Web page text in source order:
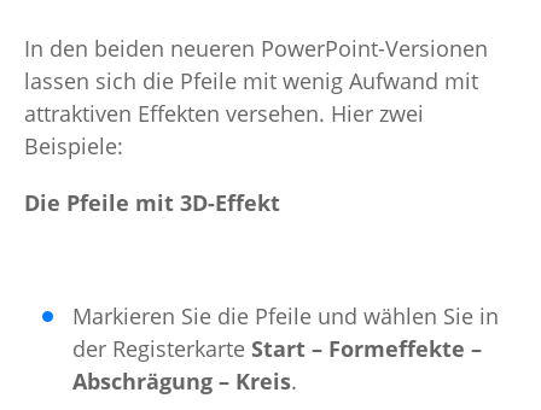
In den beiden neueren PowerPoint-Versionen
lassen sich die Pfeile mit wenig Aufwand mit
attraktiven Effekten versehen. Hier zwei
Beispiele:
Die Pfeile mit 3D-Effekt
Markieren Sie die Pfeile und wählen Sie in
der Registerkarte Start – Formeffekte –
Abschrägung – Kreis.